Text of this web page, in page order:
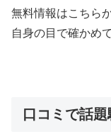
無料情報はこちら
自身の目で確かめ
口コミで話